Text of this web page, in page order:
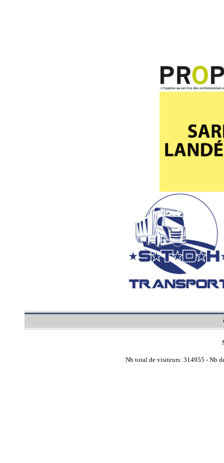
Nb total de visiteurs: 314955 - Nb